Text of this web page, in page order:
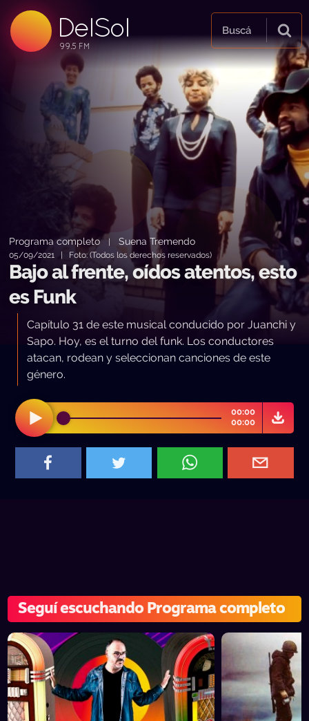
DelSol
99.5 FM
99.5 FM
99.5 FM
Buscá
Programa completo|Suena Tremendo
05/09/2021 | Foto: (Todos los derechos reservados)
Bajo al frente, oídos atentos, esto
es Funk
Capítulo 31 de este musical conducido por Juanchi y
Sapo. Hoy, es el turno del funk. Los conductores
atacan, rodean y seleccionan canciones de este
género.
00:00
00:00
Seguí escuchando Programa completo